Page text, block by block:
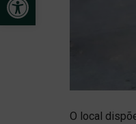
O local